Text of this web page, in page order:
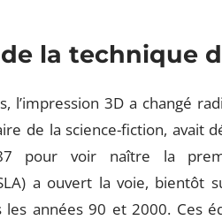
la technique
l’impression 3D a changé
de la science-fiction, avait
pour voir naître la
a ouvert la voie, bientôt
les années 90 et 2000. Ces